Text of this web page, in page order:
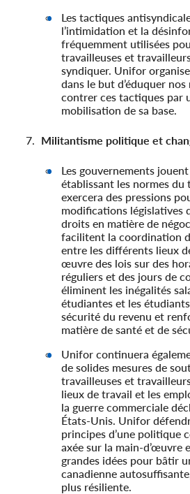
Les tactiques
l’intimidation et la
fréquemment utilisées
travailleuses et
syndiquer. Unifor
dans le but d’éduquer
contrer ces tactiques par
mobilisation de sa base.
Militantisme politique et
Les gouvernements
établissant les normes
exercera des pressions
modifications législatives
droits en matière de
facilitent la coordination
entre les différents lieux
œuvre des lois sur des
réguliers et des jours de
éliminent les inégalités
étudiantes et les
sécurité du revenu et
matière de santé et de
Unifor continuera
de solides mesures de
travailleuses et
lieux de travail et les
la guerre commerciale
États-Unis. Unifor
principes d’une politique
axée sur la main-d’œuvre
grandes idées pour bâtir
canadienne
plus résiliente.